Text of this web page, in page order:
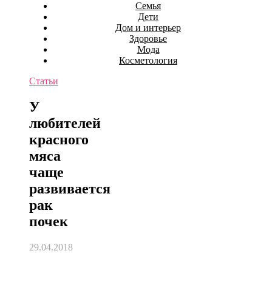
Семья
Дети
Дом и интерьер
Здоровье
Мода
Косметология
Статьи
У
любителей
красного
мяса
чаще
развивается
рак
почек
29.04.2018